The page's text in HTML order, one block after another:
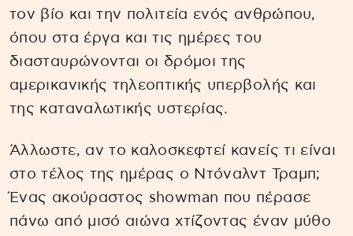
τον βίο και την πολιτεία ενός ανθρώπου,
όπου στα έργα και τις ημέρες του
διασταυρώνονται οι δρόμοι της
αμερικανικής τηλεοπτικής υπερβολής και
της καταναλωτικής υστερίας.
Άλλωστε, αν το καλοσκεφτεί κανείς τι είναι
στο τέλος της ημέρας ο Ντόναλντ Τραμπ;
Ένας ακούραστος showman που πέρασε
πάνω από μισό αιώνα χτίζοντας έναν μύθο